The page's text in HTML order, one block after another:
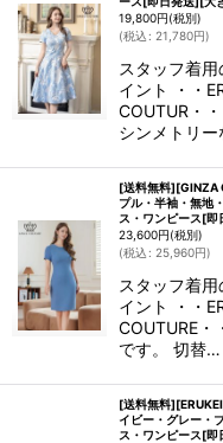
19,800円(税別)
(税込 : 21,780円)
スタッフ着
イント ・・
COUTUR・
シンメトリ
[送料無料][GINZA
プル・半袖・無地
ス・ワンピース[
23,600円(税別)
(税込 : 25,960円)
スタッフ着
イント ・・
COUTURE・
です。 切替…
[送料無料
イビー・グレー・
ス・ワンピース[